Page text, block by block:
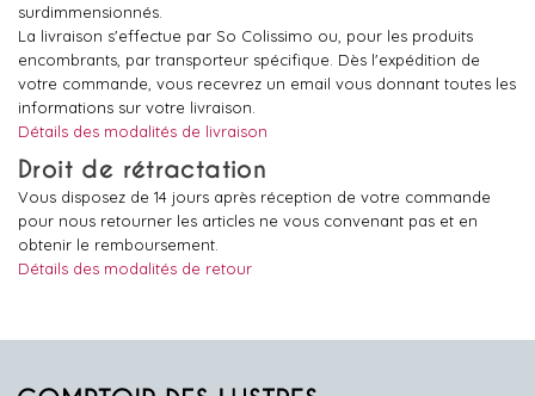
surdimmensionnés.
La livraison s'effectue par So Colissimo ou, pour les produits
encombrants, par transporteur spécifique. Dès l'expédition de
votre commande, vous recevrez un email vous donnant toutes les
informations sur votre livraison.
Détails des modalités de livraison
Droit de rétractation
Vous disposez de 14 jours après réception de votre commande
pour nous retourner les articles ne vous convenant pas et en
obtenir le remboursement.
Détails des modalités de retour